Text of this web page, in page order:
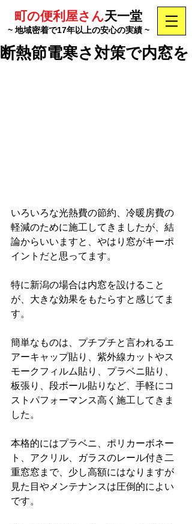
町の便利屋さん天一堂
~ 地域密着で17年以上の安心の実績 ~
断熱節電寒さ対策で内窓を
いろいろな光熱費の節約、冷暖房費の
軽減のために施工してきましたが、結
論からいいますと、やはり窓がキーポ
イントだと思ってます。
特に新潟の場合は内窓を設けること
が、大きな効果をもたらすと感じてま
す。
簡単なものは、プチプチと言われるエ
アーキャップ貼り、紫外線カットやス
モークフィルム貼り、プラベニ貼り、
板張り、段ボール貼りなど、手軽にコ
ストパフォーマンス高く施工してきま
した。
本格的にはプラベニ、ポリカーボネー
ト、アクリル、ガラスのレール付き二
重窓窓まで、少し高額にはなりますが
見た目やメンテナンスは圧倒的によい
です。